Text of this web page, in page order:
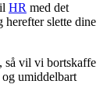
HR med det
herefter slette dine
så vil vi bortskaffe
umiddelbart